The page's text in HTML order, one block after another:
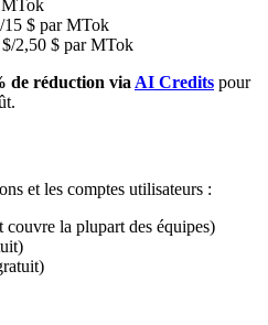
MTok
15 $ par MTok
2,50 $ par MTok
de réduction viaAI Credits pour
et les comptes utilisateurs :
couvre la plupart des équipes)